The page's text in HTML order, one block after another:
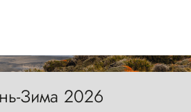
Зима 2026